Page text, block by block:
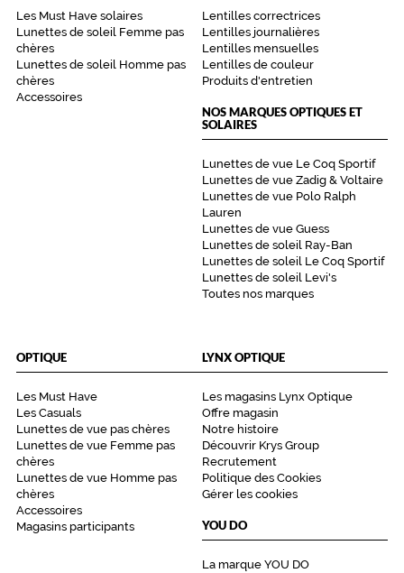
Les Must Have solaires
Lunettes de soleil Femme pas
chères
Lunettes de soleil Homme pas
chères
Accessoires
Lentilles correctrices
Lentilles journalières
Lentilles mensuelles
Lentilles de couleur
Produits d'entretien
NOS MARQUES OPTIQUES ET
SOLAIRES
Lunettes de vue Le Coq Sportif
Lunettes de vue Zadig & Voltaire
Lunettes de vue Polo Ralph
Lauren
Lunettes de vue Guess
Lunettes de soleil Ray-Ban
Lunettes de soleil Le Coq Sportif
Lunettes de soleil Levi's
Toutes nos marques
OPTIQUE
Les Must Have
Les Casuals
Lunettes de vue pas chères
Lunettes de vue Femme pas
chères
Lunettes de vue Homme pas
chères
Accessoires
Magasins participants
LYNX OPTIQUE
Les magasins Lynx Optique
Offre magasin
Notre histoire
Découvrir Krys Group
Recrutement
Politique des Cookies
Gérer les cookies
YOU DO
La marque YOU DO